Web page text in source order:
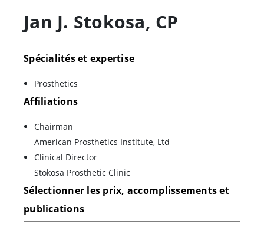
Jan J. Stokosa, CP
Spécialités et expertise
Prosthetics
Affiliations
Chairman
American Prosthetics Institute, Ltd
Clinical Director
Stokosa Prosthetic Clinic
Sélectionner les prix, accomplissements et
publications